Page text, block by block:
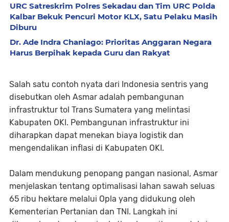
URC Satreskrim Polres Sekadau dan Tim URC Polda
Kalbar Bekuk Pencuri Motor KLX, Satu Pelaku Masih
Diburu
Dr. Ade Indra Chaniago: Prioritas Anggaran Negara
Harus Berpihak kepada Guru dan Rakyat
Salah satu contoh nyata dari Indonesia sentris yang
disebutkan oleh Asmar adalah pembangunan
infrastruktur tol Trans Sumatera yang melintasi
Kabupaten OKI. Pembangunan infrastruktur ini
diharapkan dapat menekan biaya logistik dan
mengendalikan inflasi di Kabupaten OKI.
Dalam mendukung penopang pangan nasional, Asmar
menjelaskan tentang optimalisasi lahan sawah seluas
65 ribu hektare melalui Opla yang didukung oleh
Kementerian Pertanian dan TNI. Langkah ini